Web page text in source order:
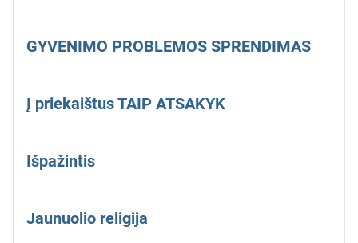
GYVENIMO PROBLEMOS SPRENDIMAS
Į priekaištus TAIP ATSAKYK
Išpažintis
Jaunuolio religija